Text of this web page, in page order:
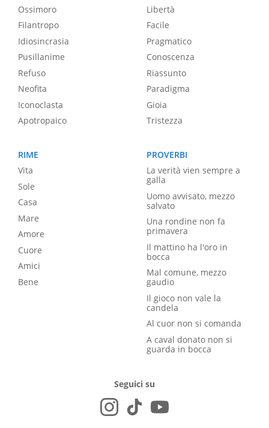
Ossimoro
Filantropo
Idiosincrasia
Pusillanime
Refuso
Neofita
Iconoclasta
Apotropaico
Libertà
Facile
Pragmatico
Conoscenza
Riassunto
Paradigma
Gioia
Tristezza
RIME
Vita
Sole
Casa
Mare
Amore
Cuore
Amici
Bene
PROVERBI
La verità vien sempre a
galla
Uomo avvisato, mezzo
salvato
Una rondine non fa
primavera
Il mattino ha l'oro in
bocca
Mal comune, mezzo
gaudio
Il gioco non vale la
candela
Al cuor non si comanda
A caval donato non si
guarda in bocca
Seguici su